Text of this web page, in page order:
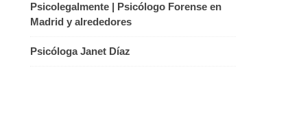
Psicolegalmente | Psicólogo Forense en
Madrid y alrededores
Psicóloga Janet Díaz